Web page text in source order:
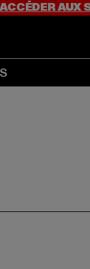
ACCÉDER AUX